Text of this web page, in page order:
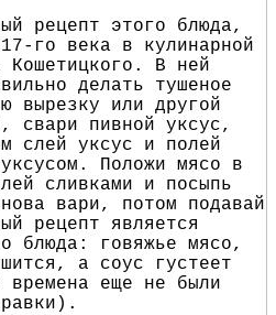
рецепт этого блюда,
го века в кулинарной
Кошетицкого. В ней
делать тушеное
вырезку или другой
свари пивной уксус,
слей уксус и полей
Положи мясо в
сливками и посыпь
вари, потом подавай
рецепт является
блюда: говяжье мясо,
а соус густеет
еще не были